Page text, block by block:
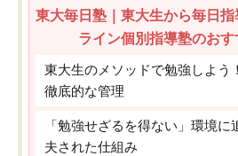
東大毎日塾｜東大生から毎日
ライン個別指導塾のおす
東大生のメソッドで勉強しよう
徹底的な管理
「勉強せざるを得ない」環境
夫された仕組み